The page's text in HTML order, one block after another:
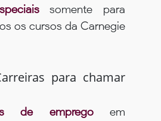
somente para
os cursos da Carnegie
para chamar
de empregoem